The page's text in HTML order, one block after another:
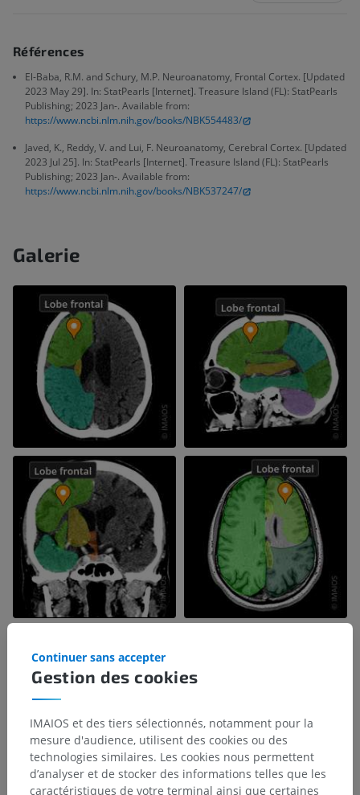
Références
El-Baba, R.M. and Schury, M.P. Neuroanatomy, Frontal Cortex. [Updated
2023 May 29]. In: StatPearls [Internet]. Treasure Island (FL): StatPearls
Publishing; 2023 Jan-. Available from:
https://www.ncbi.nlm.nih.gov/books/NBK554483/
Javed, K., Reddy, V. and Lui, F. Neuroanatomy, Cerebral Cortex. [Updated
2023 Jul 25]. In: StatPearls [Internet]. Treasure Island (FL): StatPearls
Publishing; 2023 Jan-. Available from:
https://www.ncbi.nlm.nih.gov/books/NBK537247/
Galerie
Gestion des cookies
Continuer sans accepter
IMAIOS et des tiers sélectionnés, notamment pour la
mesure d'audience, utilisent des cookies ou des
technologies similaires. Les cookies nous permettent
d’analyser et de stocker des informations telles que les
caractéristiques de votre terminal ainsi que certaines